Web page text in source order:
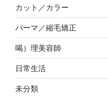
カット／カラー
パーマ／縮毛矯正
喝）理美容師
日常生活
未分類